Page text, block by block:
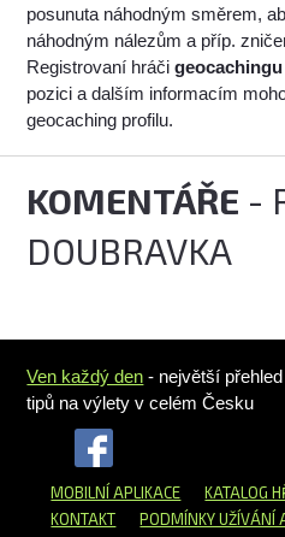
posunuta náhodným směrem,
náhodným nálezům a příp.
Registrovaní hráčigeocachingu
pozici a dalším informacím
geocaching profilu.
KOMENTÁŘE -
DOUBRAVKA
Ven každý den - největší
tipů na výlety v celém Česku
MOBILNÍ APLIKACE KATALOG
KONTAKT
PODMÍNKY UŽÍVÁNÍ